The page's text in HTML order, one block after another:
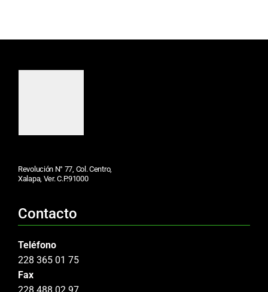
Revolución N° 77, Col. Centro,
Xalapa, Ver. C.P.91000
Contacto
Teléfono
228 365 01 75
Fax